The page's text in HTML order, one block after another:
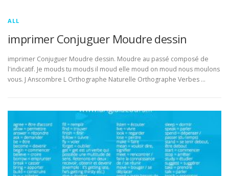
ALL
imprimer Conjuguer Moudre dessin
imprimer Conjuguer Moudre dessin. Moudre au passé composé de
l'indicatif. Je mouds tu mouds il moud elle moud on moud nous moulons
vous. J Anscombre L Orthographe Naturelle Orthographe Verbes …